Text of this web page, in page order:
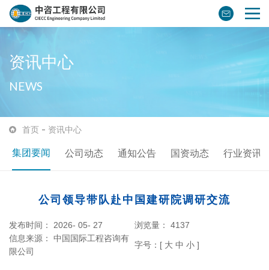
资讯中心
NEWS
首页 资讯中心
集团要闻 公司动态 通知公告 国资动态 行业资讯
公司领导带队赴中国建研院调研交流
发布时间： 2026- 05- 27 浏览量： 4137
信息来源： 中国国际工程咨询有
限公司
字号：[ 大 中 小 ]